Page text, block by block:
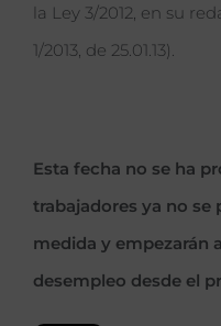
la Ley 3/2012, en su
1/2013, de 25.01.13).
Esta fecha no se ha
trabajadores ya no se
medida y empezarán
desempleo desde el